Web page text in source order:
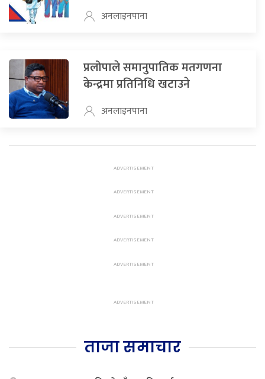
अनलाइनपाना
प्रलोपाले समानुपातिक मतगणना
केन्द्रमा प्रतिनिधि खटाउने
अनलाइनपाना
ताजा समाचार